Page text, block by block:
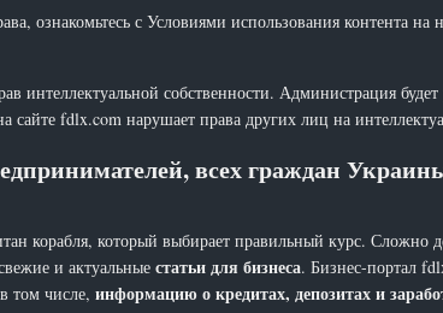
ознакомьтесь с Условиями использования контента на
собственности. Администрация будет
fdlx.com нарушает права других лиц на
всех граждан
корабля, который выбирает правильный курс. Сложно
и актуальные статьи для бизнеса. Бизнес-портал
том числе, информацию о кредитах, депозитах и